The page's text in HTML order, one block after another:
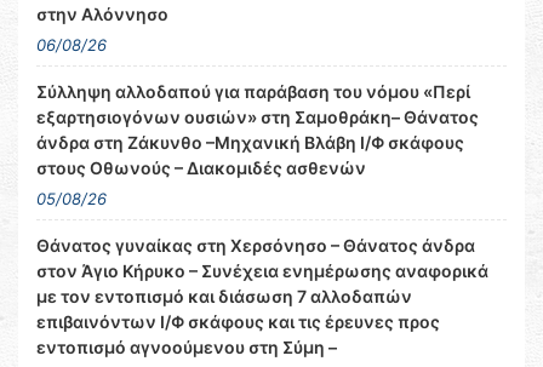
στην Αλόννησο
06/08/26
Σύλληψη αλλοδαπού για παράβαση του νόμου «Περί
εξαρτησιογόνων ουσιών» στη Σαμοθράκη– Θάνατος
άνδρα στη Ζάκυνθο –Μηχανική Βλάβη Ι/Φ σκάφους
στους Οθωνούς – Διακομιδές ασθενών
05/08/26
Θάνατος γυναίκας στη Χερσόνησο – Θάνατος άνδρα
στον Άγιο Κήρυκο – Συνέχεια ενημέρωσης αναφορικά
με τον εντοπισμό και διάσωση 7 αλλοδαπών
επιβαινόντων Ι/Φ σκάφους και τις έρευνες προς
εντοπισμό αγνοούμενου στη Σύμη –